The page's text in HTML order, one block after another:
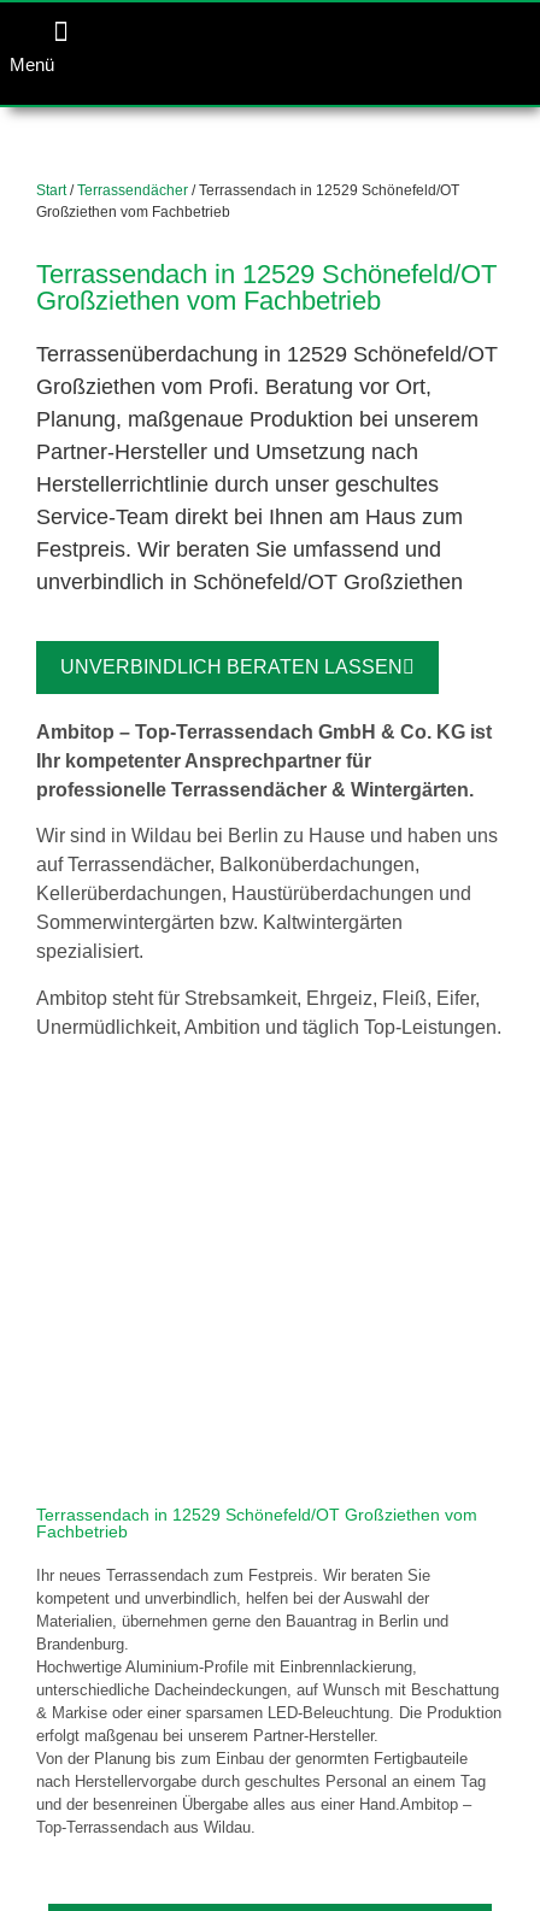
Menü
Start/Terrassendächer / Terrassendach in 12529 Schönefeld/OT
Großziethen vom Fachbetrieb
Terrassendach in 12529 Schönefeld/OT
Großziethen vom Fachbetrieb
Terrassenüberdachung in 12529 Schönefeld/OT
Großziethen vom Profi. Beratung vor Ort,
Planung, maßgenaue Produktion bei unserem
Partner-Hersteller und Umsetzung nach
Herstellerrichtlinie durch unser geschultes
Service-Team direkt bei Ihnen am Haus zum
Festpreis. Wir beraten Sie umfassend und
unverbindlich in Schönefeld/OT Großziethen
UNVERBINDLICH BERATEN LASSEN
Ambitop – Top-Terrassendach GmbH & Co. KG ist
Ihr kompetenter Ansprechpartner für
professionelle Terrassendächer & Wintergärten.
Wir sind in Wildau bei Berlin zu Hause und haben uns
auf Terrassendächer, Balkonüberdachungen,
Kellerüberdachungen, Haustürüberdachungen und
Sommerwintergärten bzw. Kaltwintergärten
spezialisiert.
Ambitop steht für Strebsamkeit, Ehrgeiz, Fleiß, Eifer,
Unermüdlichkeit, Ambition und täglich Top-Leistungen.
Terrassendach in 12529 Schönefeld/OT Großziethen vom
Fachbetrieb
Ihr neues Terrassendach zum Festpreis. Wir beraten Sie
kompetent und unverbindlich, helfen bei der Auswahl der
Materialien, übernehmen gerne den Bauantrag in Berlin und
Brandenburg.
Hochwertige Aluminium-Profile mit Einbrennlackierung,
unterschiedliche Dacheindeckungen, auf Wunsch mit Beschattung
& Markise oder einer sparsamen LED-Beleuchtung. Die Produktion
erfolgt maßgenau bei unserem Partner-Hersteller.
Von der Planung bis zum Einbau der genormten Fertigbauteile
nach Herstellervorgabe durch geschultes Personal an einem Tag
und der besenreinen Übergabe alles aus einer Hand.Ambitop –
Top-Terrassendach aus Wildau.